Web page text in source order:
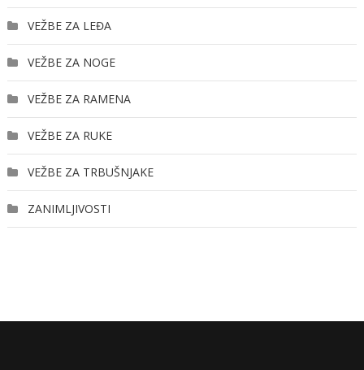
VEŽBE ZA LEĐA
VEŽBE ZA NOGE
VEŽBE ZA RAMENA
VEŽBE ZA RUKE
VEŽBE ZA TRBUŠNJAKE
ZANIMLJIVOSTI